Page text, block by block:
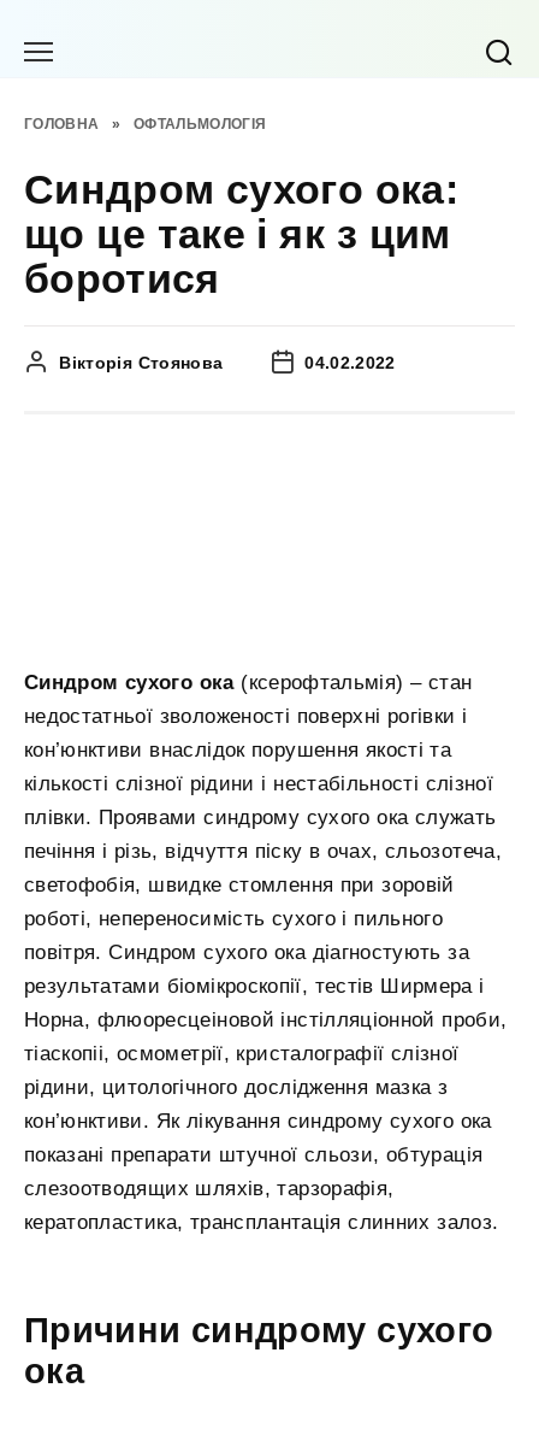
ГОЛОВНА » ОФТАЛЬМОЛОГІЯ
Синдром сухого ока:
що це таке і як з цим
боротися
Вікторія Стоянова 04.02.2022
Синдром сухого ока(ксерофтальмія) – стан
недостатньої зволоженості поверхні рогівки і
кон’юнктиви внаслідок порушення якості та
кількості слізної рідини і нестабільності слізної
плівки. Проявами синдрому сухого ока служать
печіння і різь, відчуття піску в очах, сльозотеча,
светофобія, швидке стомлення при зоровій
роботі, непереносимість сухого і пильного
повітря. Синдром сухого ока діагностують за
результатами біомікроскопії, тестів Ширмера і
Норна, флюоресцеіновой інстілляціонной проби,
тіаскопіі, осмометрії, кристалографії слізної
рідини, цитологічного дослідження мазка з
кон’юнктиви. Як лікування синдрому сухого ока
показані препарати штучної сльози, обтурація
слезоотводящих шляхів, тарзорафія,
кератопластика, трансплантація слинних залоз.
Причини синдрому сухого
ока